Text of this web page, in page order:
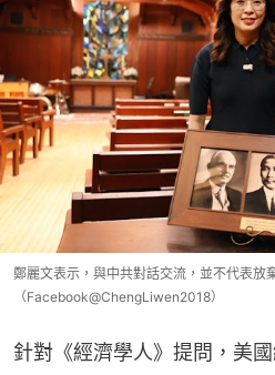
鄭麗文表示，與中共對話交流，並不代表放
（Facebook@ChengLiwen2018）
針對《經濟學人》提問，美